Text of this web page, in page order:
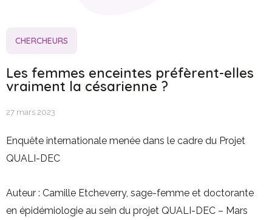
CHERCHEURS
Les femmes enceintes préfèrent-elles
vraiment la césarienne ?
27 mars 2023
Enquête internationale menée dans le cadre du Projet
QUALI-DEC
Auteur : Camille Etcheverry, sage-femme et doctorante
en épidémiologie au sein du projet QUALI-DEC – Mars